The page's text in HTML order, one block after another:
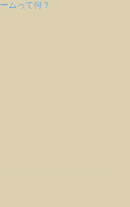
ームって何？